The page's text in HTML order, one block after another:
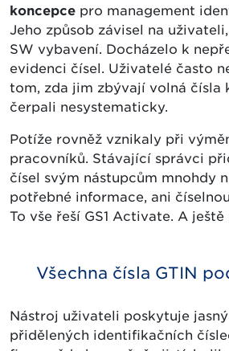
koncepce pro management
Jeho způsob závisel na
SW vybavení. Docházelo k
evidenci čísel. Uživatelé často
tom, zda jim zbývají volná čísla
čerpali nesystematicky.
Potíže rovněž vznikaly při
pracovníků. Stávající správci
čísel svým nástupcům mnohdy
potřebné informace, ani
To vše řeší GS1 Activate. A
Všechna čísla GTIN
Nástroj uživateli poskytuje
přidělených identifikačních